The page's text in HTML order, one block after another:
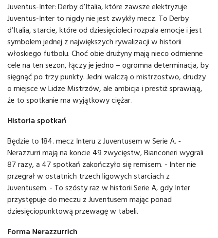
Juventus-Inter: Derby d’Italia, które zawsze elektryzuje
Juventus-Inter to nigdy nie jest zwykły mecz. To Derby
d’Italia, starcie, które od dziesięcioleci rozpala emocje i jest
symbolem jednej z największych rywalizacji w historii
włoskiego futbolu. Choć obie drużyny mają nieco odmienne
cele na ten sezon, łączy je jedno – ogromna determinacja, by
sięgnąć po trzy punkty. Jedni walczą o mistrzostwo, drudzy
o miejsce w Lidze Mistrzów, ale ambicja i prestiż sprawiają,
że to spotkanie ma wyjątkowy ciężar.
Historia spotkań
Będzie to 184. mecz Interu z Juventusem w Serie A. -
Nerazzurri mają na koncie 49 zwycięstw, Bianconeri wygrali
87 razy, a 47 spotkań zakończyło się remisem. - Inter nie
przegrał w ostatnich trzech ligowych starciach z
Juventusem. - To szósty raz w historii Serie A, gdy Inter
przystępuje do meczu z Juventusem mając ponad
dziesięciopunktową przewagę w tabeli.
Forma Nerazzurrich